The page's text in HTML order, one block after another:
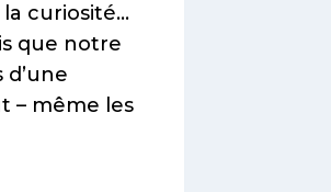
la curiosité…
que notre
– même les